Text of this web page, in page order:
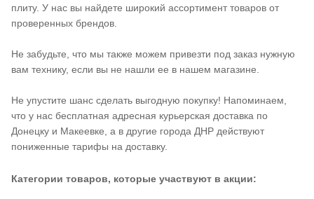
плиту. У нас вы найдете широкий ассортимент товаров от
проверенных брендов.
Не забудьте, что мы также можем привезти под заказ нужную
вам технику, если вы не нашли ее в нашем магазине.
Не упустите шанс сделать выгодную покупку! Напоминаем,
что у нас бесплатная адресная курьерская доставка по
Донецку и Макеевке, а в другие города ДНР действуют
пониженные тарифы на доставку.
Категории товаров, которые участвуют в акции: